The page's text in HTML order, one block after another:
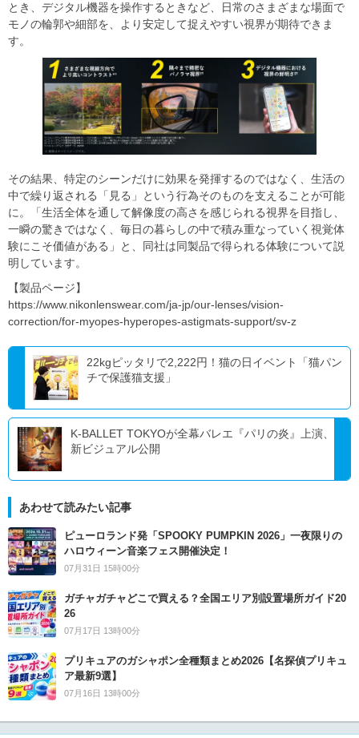
とき、デジタル機器を操作するときなど、日常のさまざまな場面で
モノの輪郭や細部を、より安定して捉えやすい視界が期待できま
す。
その結果、特定のシーンだけに効果を発揮するのではなく、生活の
中で繰り返される「見る」という行為そのものを支えることが可能
に。「生活全体を通して解像度の高さを感じられる視界を目指し、
一瞬の驚きではなく、毎日の暮らしの中で積み重なっていく視覚体
験にこそ価値がある」と、同社は同製品で得られる体験について説
明しています。
【製品ページ】
https://www.nikonlenswear.com/ja-jp/our-lenses/vision-
correction/for-myopes-hyperopes-astigmats-support/sv-z
22kgピッタリで2,222円！猫の日イベント「猫パン
チで保護猫支援」
K-BALLET TOKYOが全幕バレエ『パリの炎』上演、
新ビジュアル公開
あわせて読みたい記事
ピューロランド発「SPOOKY PUMPKIN 2026」一夜限りの
ハロウィーン音楽フェス開催決定！
07月31日 15時00分
ガチャガチャどこで買える？全国エリア別設置場所ガイド20
26
07月17日 13時00分
プリキュアのガシャポン全種類まとめ2026【名探偵プリキュ
ア最新9選】
07月16日 13時00分